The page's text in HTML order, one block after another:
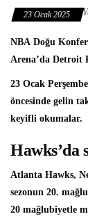
23 Ocak 2025
NBA Doğu
Arena’da Detroit
23 Ocak
öncesinde gelin
keyifli okumalar.
Hawks’da
Atlanta Hawks,
sezonun 20.
20 mağlubiyetle